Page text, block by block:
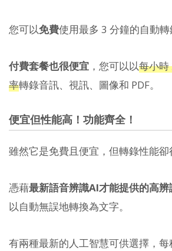
您可以免費使用最多 3 分鐘的自動轉
付費套餐也很便宜 ，您可以以每小時
率轉錄音訊、視訊、圖像和 PDF。
便宜但性能高！功能齊全！
雖然它是免費且便宜，但轉錄性能卻
憑藉最新語音辨識AI才能提供的高
以自動無誤地轉換為文字。
有兩種最新的人工智慧可供選擇，每